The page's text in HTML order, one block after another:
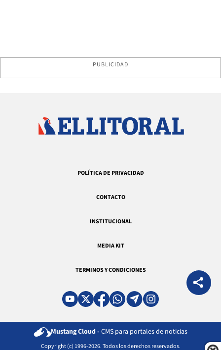
PUBLICIDAD
POLÍTICA DE PRIVACIDAD
CONTACTO
INSTITUCIONAL
MEDIA KIT
TERMINOS Y CONDICIONES
Mustang Cloud - CMS para portales de noticias
Copyright (c) 1996-2026. Todos los derechos reservados.